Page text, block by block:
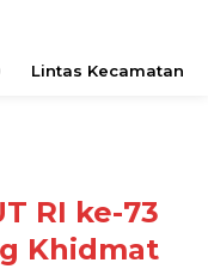
Lintas Kecamatan
RI ke-73
Khidmat